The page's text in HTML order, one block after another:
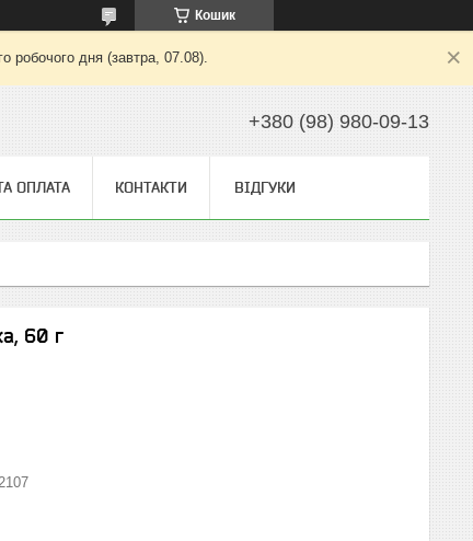
Кошик
робочого дня (завтра, 07.08).
+380 (98) 980-09-13
ОПЛАТА КОНТАКТИ ВІДГУКИ
60 г